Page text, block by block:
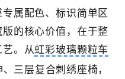
属配色、标识简单区
的核心价值，在于整
艺。从虹彩玻璃颗粒车
三层复合刺绣座椅，